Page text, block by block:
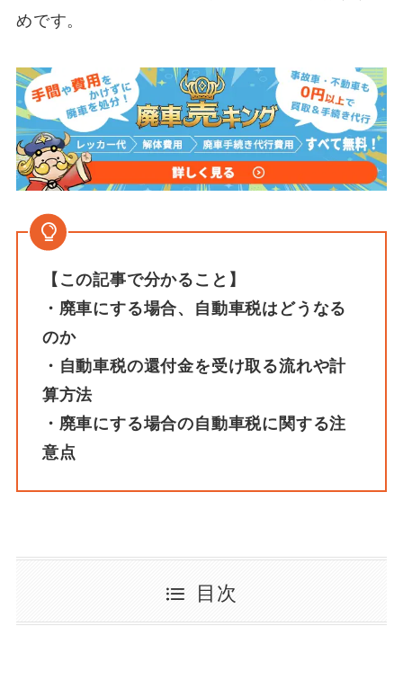
めです。
【この記事で分かること】
・廃車にする場合、自動車税はどうなる
のか
・自動車税の還付金を受け取る流れや計
算方法
・廃車にする場合の自動車税に関する注
意点
目次